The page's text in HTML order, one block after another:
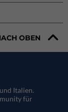
OBEN
Italien.
für